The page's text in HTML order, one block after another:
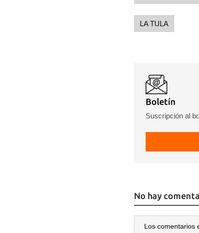
LA TULA
Boletín
Suscripción al
No hay
Los comentarios